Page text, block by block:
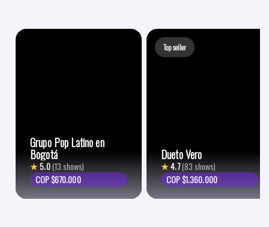
Grupo Pop Latino en
Bogotá
★5.0(13 shows)
COP $670.000
Top seller
Dueto Vero
★4.7(83 shows)
COP $1.360.000